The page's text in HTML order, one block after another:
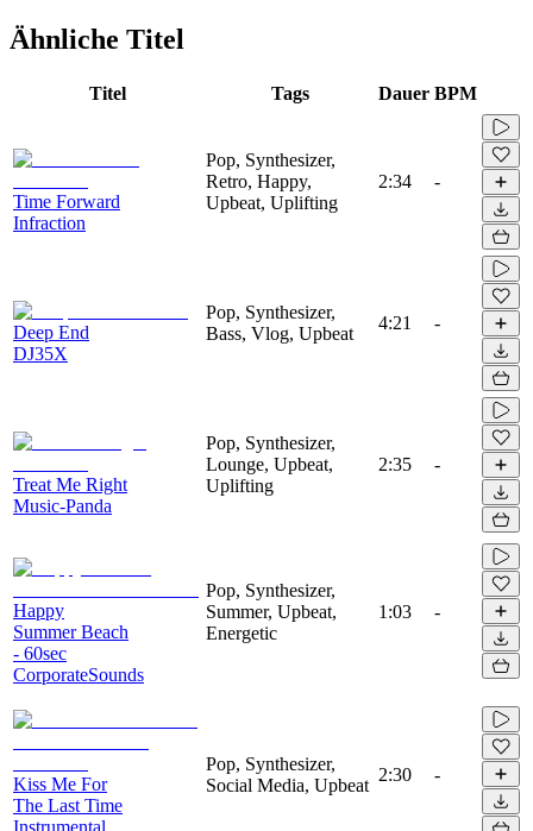
Ähnliche Titel
Titel Tags Dauer BPM
Time Forward
Infraction
Pop, Synthesizer,
Retro, Happy,
Upbeat, Uplifting
2:34 -
Deep End
DJ35X
Pop, Synthesizer,
Bass, Vlog, Upbeat
4:21 -
Treat Me Right
Music-Panda
Pop, Synthesizer,
Lounge, Upbeat,
Uplifting
2:35 -
Happy
Summer Beach
- 60sec
CorporateSounds
Pop, Synthesizer,
Summer, Upbeat,
Energetic
1:03 -
Kiss Me For
The Last Time
Instrumental
Pop, Synthesizer,
Social Media, Upbeat
2:30 -